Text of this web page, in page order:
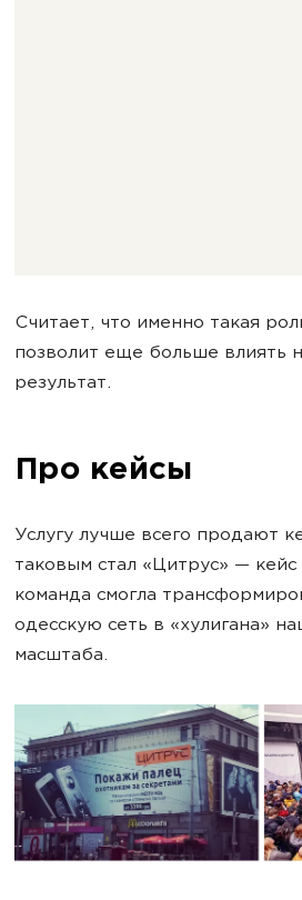
Считает, что именно такая
позволит еще больше влиять
результат.
Про кейсы
Услугу лучше всего продают
таковым стал «Цитрус» —
команда смогла
одесскую сеть в «хулигана»
масштаба.